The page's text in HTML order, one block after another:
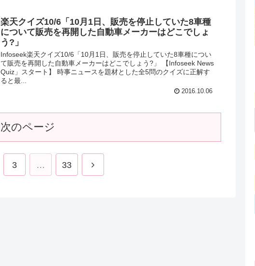
楽天クイズ10/6「10月1日、販売を停止していた8車種
について販売を再開した自動車メーカーはどこでしょ
う?」
Infoseek楽天クイズ10/6「10月1日、販売を停止していた8車種につい
て販売を再開した自動車メーカーはどこでしょう?」 【Infoseek News
Quiz」スタート】 時事ニュースを題材とした全5問のクイズに正解す
ると最...
2016.10.06
次のページ
3 … 33